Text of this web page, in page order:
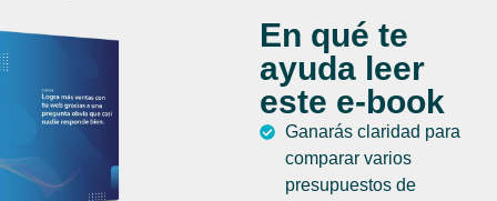
En qué te
ayuda leer
este e-book
Ganarás claridad para
comparar varios
presupuestos de